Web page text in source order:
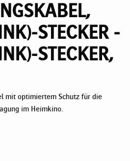
STECKER -
STECKER,
mit optimiertem Schutz für die
im Heimkino.